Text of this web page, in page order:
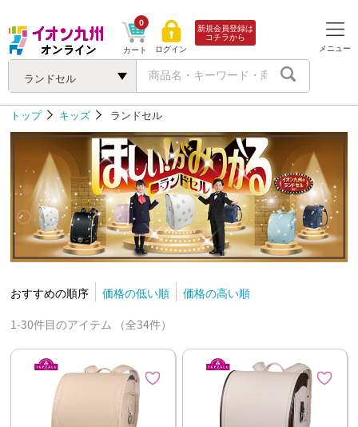
ランドセル
カート
0
ログイン
新規会員登録は
コチラから
メニュー
トップ キッズ ランドセル
おすすめの順序 価格の低い順
価格の高い順
1-30件目のアイテム （全34件）